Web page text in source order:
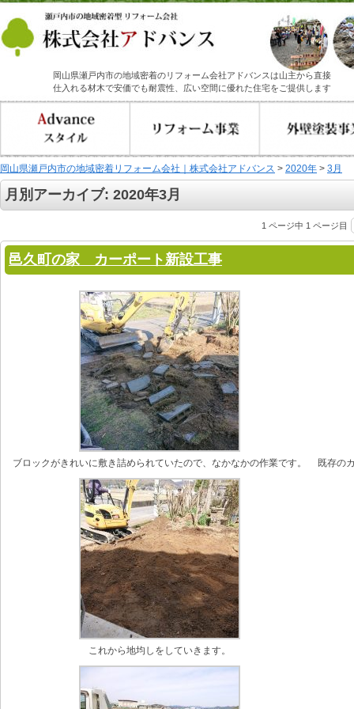
岡山県瀬戸内市の地域密着のリフォーム会社アドバンスは山主から直接
仕入れる材木で安価でも耐震性、広い空間に優れた住宅をご提供します
岡山県瀬戸内市の地域密着リフォーム会社｜株式会社アドバンス > 2020年 > 3月
月別アーカイブ: 2020年3月
1 ページ中 1 ページ目
邑久町の家 カーポート新設工事
ブロックがきれいに敷き詰められていたので、なかなかの作業です。 既存の
これから地均しをしていきます。